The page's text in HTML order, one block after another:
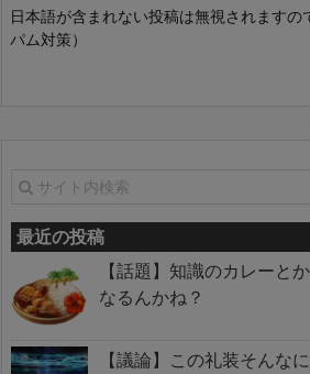
日本語が含まれない投稿は無視されますの
パム対策）
最近の投稿
【話題】知識のカレーと
なるんかね？
【議論】この礼装そんな